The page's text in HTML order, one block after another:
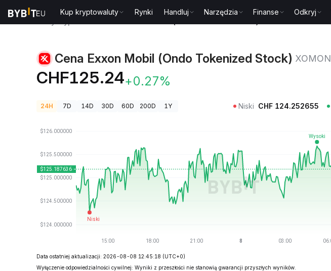
Kup kryptowaluty Rynki Handluj Narzędzia Finanse Odkryj
Cena Exxon Mobil (Ondo Tokenized Stock) XOMON
CHF125.24+0.27%
24H 7D 14D 30D 60D 200D 1Y Niski CHF 124.252655
Data ostatniej aktualizacji: 2026-08-08 12:45:18 (UTC+0)
Wyłączenie odpowiedzialności cywilnej: Wyniki z przeszłości nie stanowią gwarancji przyszłych wyników.